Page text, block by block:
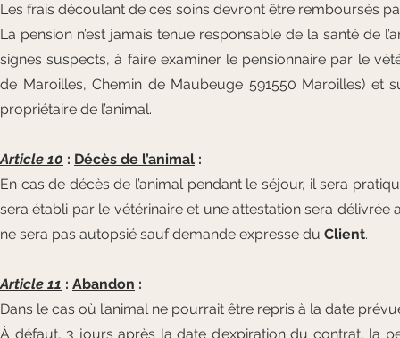
Les frais découlant de ces soins devront être remboursés
La pension n’est jamais tenue responsable de la santé de
signes suspects, à faire examiner le pensionnaire par le
de Maroilles, Chemin de Maubeuge 591550 Maroilles)
propriétaire de l’animal.
Article 10 : Décès de l’animal :
En cas de décès de l’animal pendant le séjour, il sera
sera établi par le vétérinaire et une attestation sera délivrée
ne sera pas autopsié sauf demande expresse du Client.
Article 11 : Abandon :
Dans le cas où l’animal ne pourrait être repris à la date
À défaut, 3 jours après la date d’expiration du contrat, la